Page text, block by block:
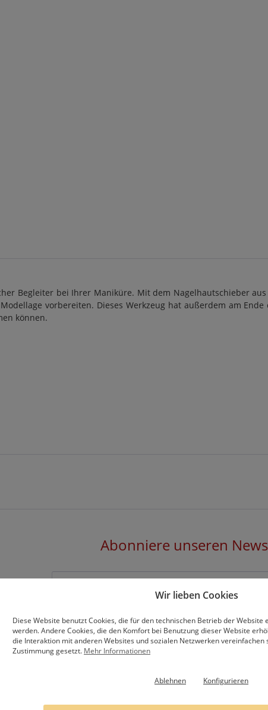
Begleiter bei Ihrer Maniküre. Mit dem Nagelhautschieber
vorbereiten. Dieses Werkzeug hat außerdem am
können.
Abonniere unseren
Du erhälst eine Email, bitte bestätige die Anmeldung mit
Datenschutzbestimmungen.
Wir lieben Cookies
Diese Website benutzt Cookies, die für den technischen Betrieb der
werden. Andere Cookies, die den Komfort bei Benutzung dieser Website
die Interaktion mit anderen Websites und sozialen Netzwerken
Zustimmung gesetzt. Mehr Informationen
Ablehnen Konfigurieren